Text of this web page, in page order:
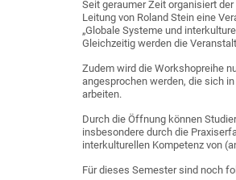
Seit geraumer Zeit organisiert
Leitung von Roland Stein eine
„Globale Systeme und
Gleichzeitig werden die
Zudem wird die Workshopreihe
angesprochen werden, die sich
arbeiten.
Durch die Öffnung können
insbesondere durch die
interkulturellen Kompetenz von
Für dieses Semester sind noch